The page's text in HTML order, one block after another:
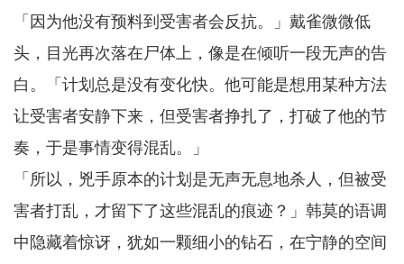
「因为他没有预料到受害者会反抗。」戴雀微微低
头，目光再次落在尸体上，像是在倾听一段无声的告
白。「计划总是没有变化快。他可能是想用某种方法
让受害者安静下来，但受害者挣扎了，打破了他的节
奏，于是事情变得混乱。」
「所以，兇手原本的计划是无声无息地杀人，但被受
害者打乱，才留下了这些混乱的痕迹？」韩莫的语调
中隐藏着惊讶，犹如一颗细小的钻石，在宁静的空间